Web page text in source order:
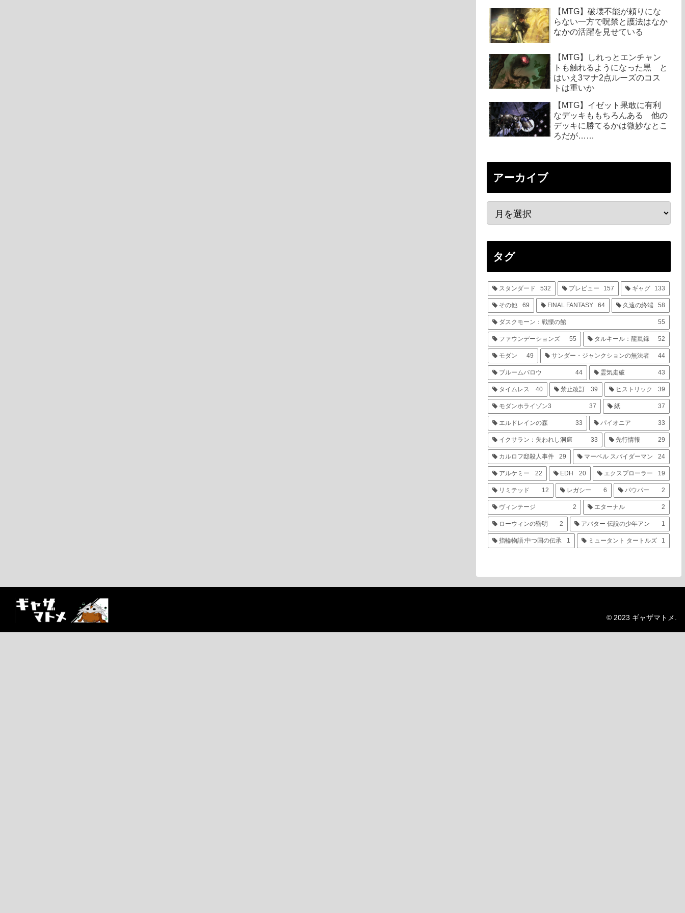
【MTG】破壊不能が頼りにな
らない一方で呪禁と護法はなか
なかの活躍を見せている
【MTG】しれっとエンチャン
トも触れるようになった黒 と
はいえ3マナ2点ルーズのコス
トは重いか
【MTG】イゼット果敢に有利
なデッキももちろんある 他の
デッキに勝てるかは微妙なとこ
ろだが……
アーカイブ
タグ
スタンダード 532 プレビュー 157 ギャグ 133
その他 69 FINAL FANTASY 64 久遠の終端 58
ダスクモーン：戦慄の館 55
ファウンデーションズ 55 タルキール：龍嵐録 52
モダン 49 サンダー・ジャンクションの無法者 44
ブルームバロウ 44 霊気走破 43
タイムレス 40 禁止改訂 39 ヒストリック 39
モダンホライゾン3 37 紙 37
エルドレインの森 33 パイオニア 33
イクサラン：失われし洞窟 33 先行情報 29
カルロフ邸殺人事件 29 マーベル スパイダーマン 24
アルケミー 22 EDH 20 エクスプローラー 19
リミテッド 12 レガシー 6 パウパー 2
ヴィンテージ 2 エターナル 2
ローウィンの昏明 2 アバター 伝説の少年アン 1
指輪物語:中つ国の伝承 1 ミュータント タートルズ 1
© 2023 ギャザマトメ.